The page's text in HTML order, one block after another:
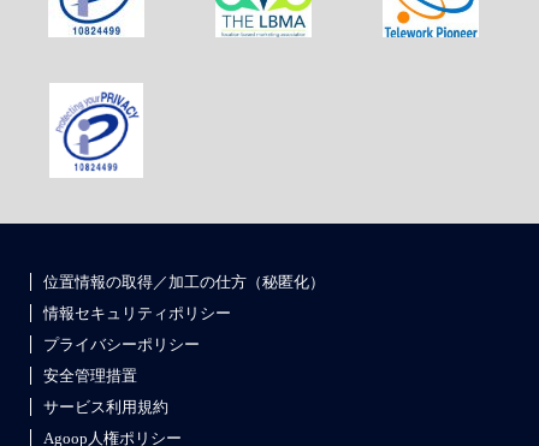
位置情報の取得／加工の仕方（秘匿化）
情報セキュリティポリシー
プライバシーポリシー
安全管理措置
サービス利用規約
Agoop人権ポリシー